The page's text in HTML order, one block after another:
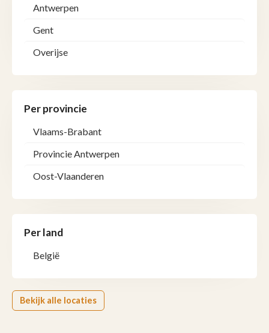
Antwerpen
Gent
Overijse
Per provincie
Vlaams-Brabant
Provincie Antwerpen
Oost-Vlaanderen
Per land
België
Bekijk alle locaties